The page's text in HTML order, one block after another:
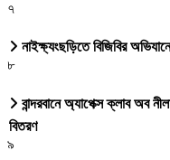
৭
নাইক্ষ্যংছড়িতে বিজিবির
৮
বান্দরবানে অ্যাপেক্স ক্লাব অব
বিতরণ
৯